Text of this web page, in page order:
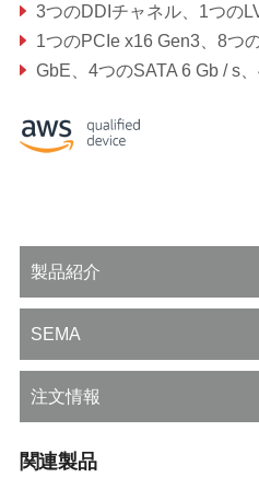
3つのDDIチャネル、1つのLVDS（または4レーンeDP
1つのPCIe x16 Gen3、8つのPCIe x1 Gen3（NVMe
GbE、4つのSATA 6 Gb / s、4つ
Smart Embedded
製品紹介
SEMA
注文情報
関連製品